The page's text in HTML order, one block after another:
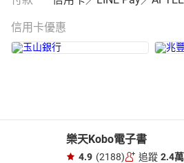
信用卡優惠
樂天Kobo電子書
4.9 (2188) 追蹤 2.4萬